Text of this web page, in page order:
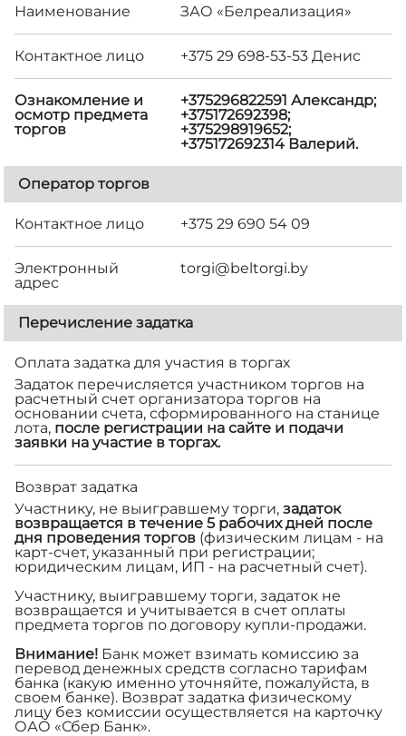
Наименование ЗАО «Белреализация»
Контактное лицо +375 29 698-53-53 Денис
Ознакомление и
осмотр предмета
торгов
+375296822591 Александр;
+375172692398;
+375298919652;
+375172692314 Валерий.
Оператор торгов
Контактное лицо +375 29 690 54 09
Электронный
адрес
torgi@beltorgi.by
Перечисление задатка
Оплата задатка для участия в торгах
Задаток перечисляется участником торгов на
расчетный счет организатора торгов на
основании счета, сформированного на станице
лота, после регистрации на сайте и подачи
заявки на участие в торгах.
Возврат задатка
Участнику, не выигравшему торги, задаток
возвращается в течение 5 рабочих дней после
дня проведения торгов (физическим лицам - на
карт-счет, указанный при регистрации;
юридическим лицам, ИП - на расчетный счет).
Участнику, выигравшему торги, задаток не
возвращается и учитывается в счет оплаты
предмета торгов по договору купли-продажи.
Внимание! Банк может взимать комиссию за
перевод денежных средств согласно тарифам
банка (какую именно уточняйте, пожалуйста, в
своем банке). Возврат задатка физическому
лицу без комиссии осуществляется на карточку
ОАО «Сбер Банк».